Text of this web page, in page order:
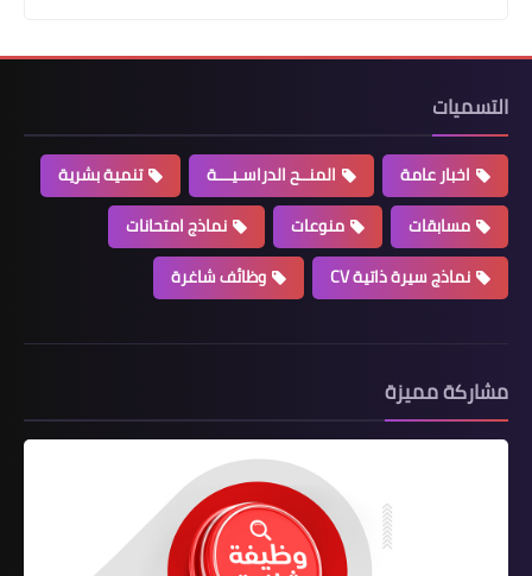
التسميات
اخبار عامة المنــح الدراسـيـــة
تنمية بشرية
مسابقات
منوعات
نماذج امتحانات
نماذج سيرة ذاتية CV
وظائف شاغرة
مشاركة مميزة